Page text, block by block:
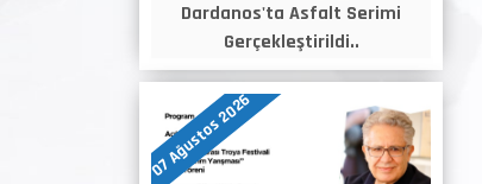
Dardanos'ta Asfalt Serimi
Gerçekleştirildi..
07 Ağustos 2026